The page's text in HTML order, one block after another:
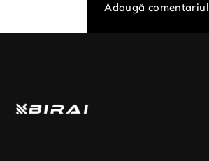
Adaugă comentariul